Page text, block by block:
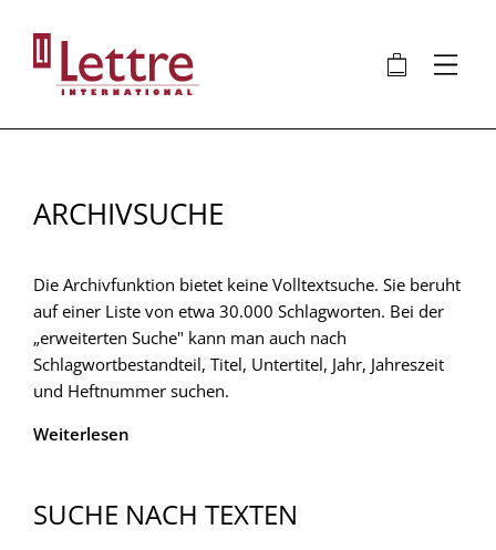
Inhalt
🛍 ⋮
ARCHIVSUCHE
Die Archivfunktion bietet keine Volltextsuche. Sie beruht
auf einer Liste von etwa 30.000 Schlagworten. Bei der
„erweiterten Suche" kann man auch nach
Schlagwortbestandteil, Titel, Untertitel, Jahr, Jahreszeit
und Heftnummer suchen.
Weiterlesen
SUCHE NACH TEXTEN